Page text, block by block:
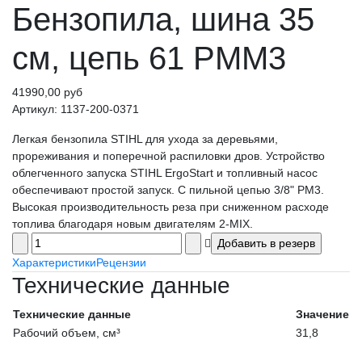
Бензопила, шина 35
см, цепь 61 PMM3
41990,00 руб
Артикул: 1137-200-0371
Легкая бензопила STIHL для ухода за деревьями,
прореживания и поперечной распиловки дров. Устройство
облегченного запуска STIHL ErgoStart и топливный насос
обеспечивают простой запуск. С пильной цепью 3/8" PM3.
Высокая производительность реза при сниженном расходе
топлива благодаря новым двигателям 2-MIX.
ХарактеристикиРецензии
Технические данные
Технические данные
Значение
Рабочий объем, см³
31,8